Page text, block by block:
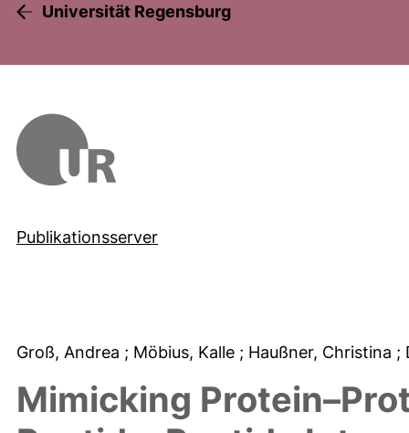
Universität Regensburg
Publikationsserver
Groß, Andrea ; Möbius, Kalle ; Haußner, Christina ;
Mimicking